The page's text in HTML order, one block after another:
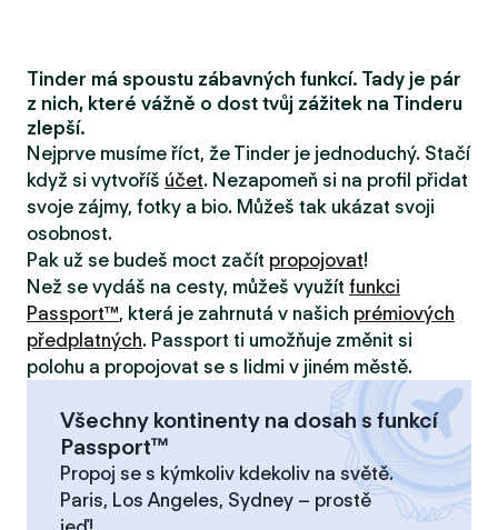
Tinder má spoustu zábavných funkcí. Tady je pár
z nich, které vážně o dost tvůj zážitek na Tinderu
zlepší.
Nejprve musíme říct, že Tinder je jednoduchý. Stačí
když si vytvoříš účet. Nezapomeň si na profil přidat
svoje zájmy, fotky a bio. Můžeš tak ukázat svoji
osobnost.
Pak už se budeš moct začít propojovat!
Než se vydáš na cesty, můžeš využít funkci
Passport™, která je zahrnutá v našich prémiových
předplatných. Passport ti umožňuje změnit si
polohu a propojovat se s lidmi v jiném městě.
Všechny kontinenty na dosah s funkcí
Passport™
Propoj se s kýmkoliv kdekoliv na světě.
Paris, Los Angeles, Sydney – prostě